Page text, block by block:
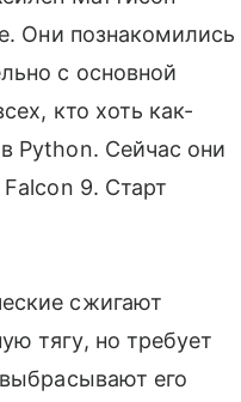
Они познакомились
с основной
кто хоть как-
Python. Сейчас они
9. Старт
сжигают
тягу, но требует
его